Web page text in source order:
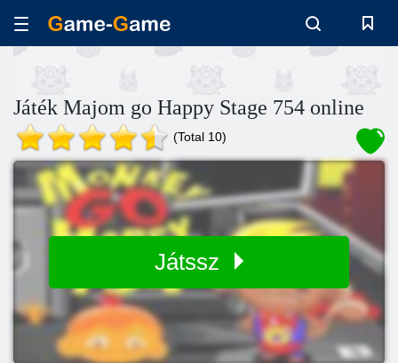
Játék Majom go Happy Stage 754 online
(Total 10)
Játssz